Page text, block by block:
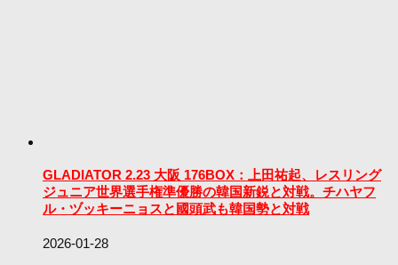
GLADIATOR 2.23 大阪 176BOX：上田祐起、レスリング
ジュニア世界選手権準優勝の韓国新鋭と対戦。チハヤフ
ル・ヅッキーニョスと國頭武も韓国勢と対戦
2026-01-28